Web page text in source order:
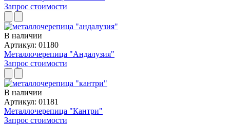
Запрос стоимости
В наличии
Артикул: 01180
Металлочерепица "Андалузия"
Запрос стоимости
В наличии
Артикул: 01181
Металлочерепица "Кантри"
Запрос стоимости